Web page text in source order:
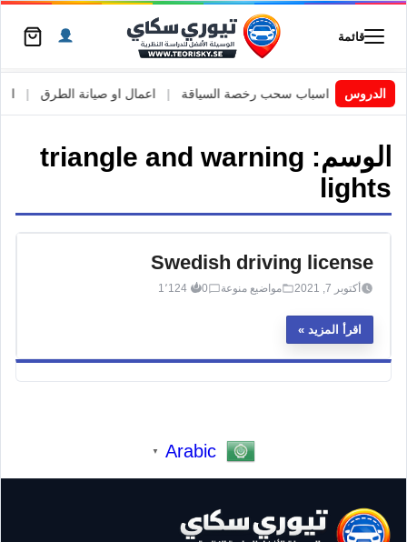
قائمة
الدروسالسويد | اسباب سحب رخصة السياقة اعمال او صيانة الطرق
الوسم: triangle and warning
lights
Swedish driving license
أكتوبر 7, 2021 مواضيع منوعة 0 1٬124
اقرأ المزيد
Arabic
▼